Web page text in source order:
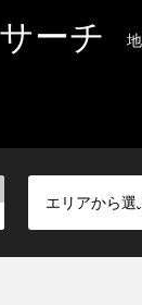
ーチ
エリアから選